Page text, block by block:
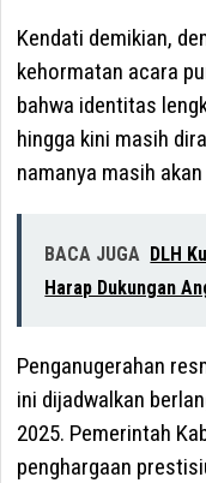
Kendati demikian,
kehormatan acara
bahwa identitas
hingga kini masih
namanya masih
BACA JUGA DLH
Harap Dukungan
Penganugerahan
ini dijadwalkan
2025. Pemerintah
penghargaan